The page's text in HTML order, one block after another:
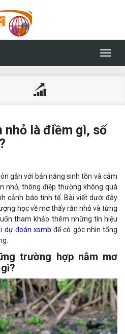
nhỏ là điềm gì, số
gắn với bản năng sinh tồn và cảm
nhỏ, thông điệp thường không quá
cảnh báo tinh tế. Bài viết dưới đây
học về mơ thấy rắn nhỏ và từng
tham khảo thêm những tín hiệu
dự đoán xsmb để có góc nhìn tổng
trường hợp nằm mơ